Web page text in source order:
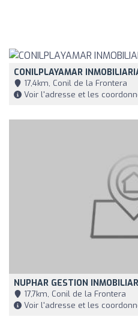
CONILPLAYAMAR
17,4km, Conil de la Frontera
Voir l'adresse et les
NUPHAR GESTION
17,7km, Conil de la Frontera
Voir l'adresse et les